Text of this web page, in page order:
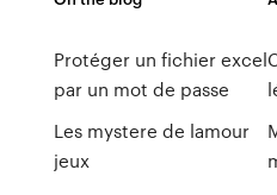
Protéger un fichier excel
par un mot de passe
Les mystere de lamour
jeux